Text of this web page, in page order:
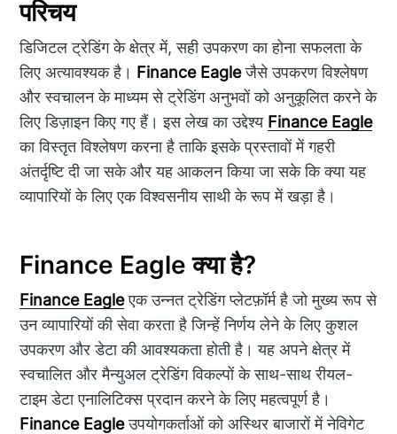
परिचय
डिजिटल ट्रेडिंग के क्षेत्र में, सही उपकरण का होना सफलता के
लिए अत्यावश्यक है। Finance Eagleजैसे उपकरण विश्लेषण
और स्वचालन के माध्यम से ट्रेडिंग अनुभवों को अनुकूलित करने के
लिए डिज़ाइन किए गए हैं। इस लेख का उद्देश्य Finance Eagle
का विस्तृत विश्लेषण करना है ताकि इसके प्रस्तावों में गहरी
अंतर्दृष्टि दी जा सके और यह आकलन किया जा सके कि क्या यह
व्यापारियों के लिए एक विश्वसनीय साथी के रूप में खड़ा है।
Finance Eagle क्या है?
Finance Eagleएक उन्नत ट्रेडिंग प्लेटफ़ॉर्म है जो मुख्य रूप से
उन व्यापारियों की सेवा करता है जिन्हें निर्णय लेने के लिए कुशल
उपकरण और डेटा की आवश्यकता होती है। यह अपने क्षेत्र में
स्वचालित और मैन्युअल ट्रेडिंग विकल्पों के साथ-साथ रीयल-
टाइम डेटा एनालिटिक्स प्रदान करने के लिए महत्वपूर्ण है।
Finance Eagleउपयोगकर्ताओं को अस्थिर बाजारों में नेविगेट